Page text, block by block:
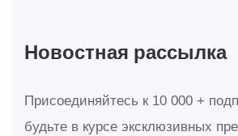
Новостная рассылка
Присоединяйтесь к 10 000 +
будьте в курсе эксклюзивных